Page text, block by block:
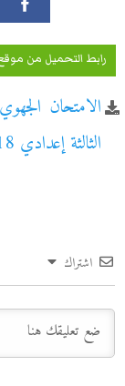
رابط التحميل من موقع
الامتحان
الثالثة إعدادي 2018
اشتراك